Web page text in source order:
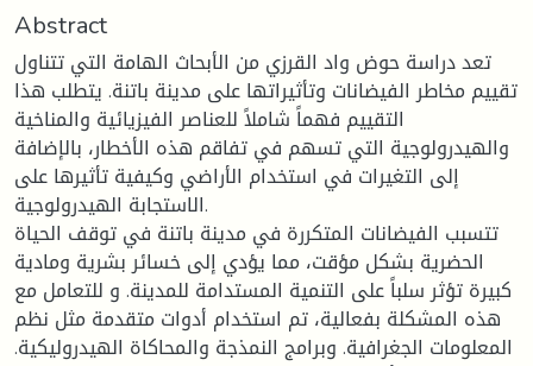
Abstract
تعد دراسة حوض واد القرزي من الأبحاث الهامة التي تتناول
تقييم مخاطر الفيضانات وتأثيراتها على مدينة باتنة. يتطلب هذا
التقييم فهماً شاملاً للعناصر الفيزيائية والمناخية
والهيدرولوجية التي تسهم في تفاقم هذه الأخطار، بالإضافة
إلى التغيرات في استخدام الأراضي وكيفية تأثيرها على
الاستجابة الهيدرولوجية.
تتسبب الفيضانات المتكررة في مدينة باتنة في توقف الحياة
الحضرية بشكل مؤقت، مما يؤدي إلى خسائر بشرية ومادية
كبيرة تؤثر سلباً على التنمية المستدامة للمدينة. و للتعامل مع
هذه المشكلة بفعالية، تم استخدام أدوات متقدمة مثل نظم
المعلومات الجغرافية. وبرامج النمذجة والمحاكاة الهيدروليكية.